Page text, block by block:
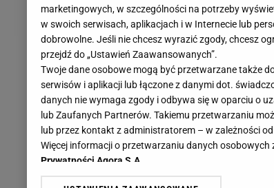
marketingowych, w szczególności na potrzeby
w swoich serwisach, aplikacjach i w Internecie lub
dobrowolne. Jeśli nie chcesz wyrazić zgody, chcesz
przejdź do „Ustawień Zaawansowanych”.
Twoje dane osobowe mogą być przetwarzane także
serwisów i aplikacji lub łączone z danymi dot.
danych nie wymaga zgody i odbywa się w oparciu o
lub Zaufanych Partnerów. Takiemu przetwarzaniu
lub przez kontakt z administratorem – w zależności
Więcej informacji o przetwarzaniu danych osobowych
Prywatności Agora S.A.